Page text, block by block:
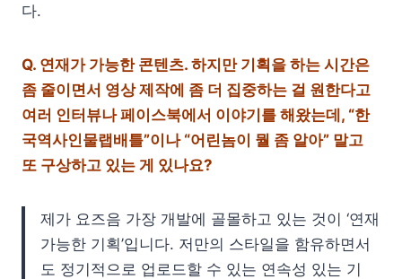
다.
Q. 연재가 가능한 콘텐츠. 하지만 기획을 하는 시간은
좀 줄이면서 영상 제작에 좀 더 집중하는 걸 원한다고
여러 인터뷰나 페이스북에서 이야기를 해왔는데, “한
국역사인물랩배틀”이나 “어린놈이 뭘 좀 알아” 말고
또 구상하고 있는 게 있나요?
제가 요즈음 가장 개발에 골몰하고 있는 것이 ‘연재
가능한 기획’입니다. 저만의 스타일을 함유하면서
도 정기적으로 업로드할 수 있는 연속성 있는 기